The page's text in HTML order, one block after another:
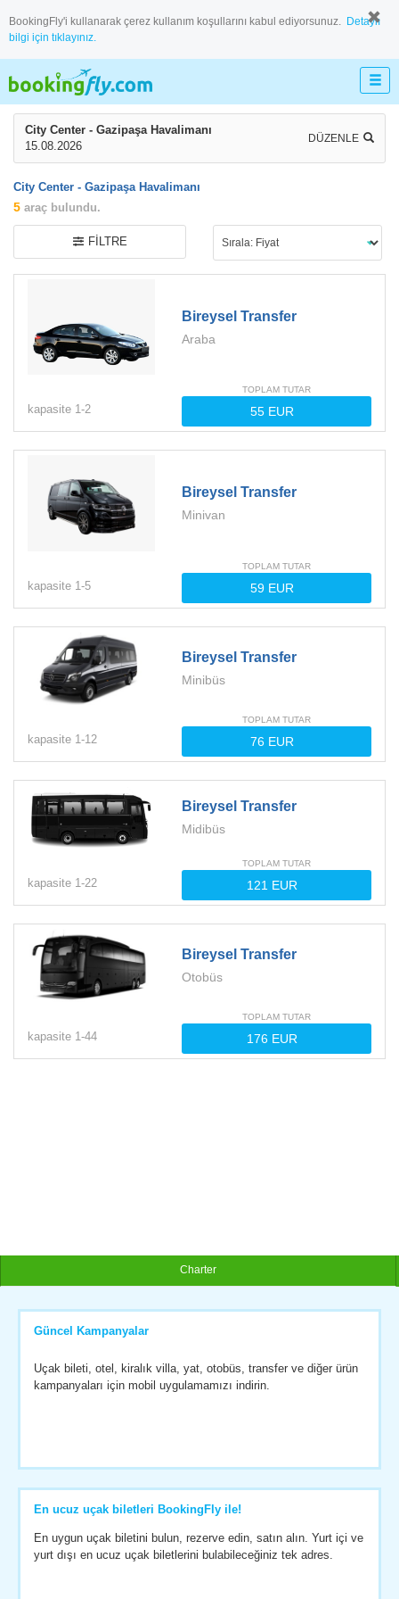
BookingFly'i kullanarak çerez kullanım koşullarını kabul ediyorsunuz. Detaylı
bilgi için tıklayınız.
City Center - Gazipaşa Havalimanı
15.08.2026
DÜZENLE
City Center - Gazipaşa Havalimanı
5 araç bulundu.
FILTRE
Bireysel Transfer
Araba
kapasite 1-2
TOPLAM TUTAR
Bireysel Transfer
Minivan
kapasite 1-5
TOPLAM TUTAR
Bireysel Transfer
Minibüs
kapasite 1-12
TOPLAM TUTAR
Bireysel Transfer
Midibüs
kapasite 1-22
TOPLAM TUTAR
Bireysel Transfer
Otobüs
kapasite 1-44
TOPLAM TUTAR
Charter
Güncel Kampanyalar
Uçak bileti, otel, kiralık villa, yat, otobüs, transfer ve diğer ürün
kampanyaları için mobil uygulamamızı indirin.
En ucuz uçak biletleri BookingFly ile!
En uygun uçak biletini bulun, rezerve edin, satın alın. Yurt içi ve
yurt dışı en ucuz uçak biletlerini bulabileceğiniz tek adres.